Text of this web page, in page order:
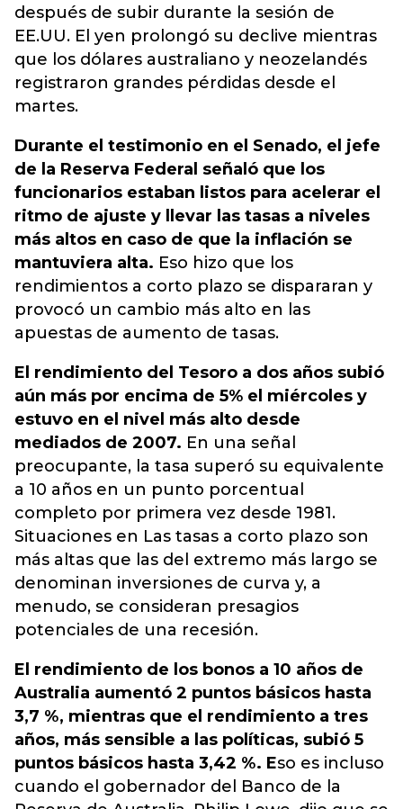
después de subir durante la sesión de
EE.UU. El yen prolongó su declive mientras
que los dólares australiano y neozelandés
registraron grandes pérdidas desde el
martes.
Durante el testimonio en el Senado, el jefe
de la Reserva Federal señaló que los
funcionarios estaban listos para acelerar el
ritmo de ajuste y llevar las tasas a niveles
más altos en caso de que la inflación se
mantuviera alta. Eso hizo que los
rendimientos a corto plazo se dispararan y
provocó un cambio más alto en las
apuestas de aumento de tasas.
El rendimiento del Tesoro a dos años subió
aún más por encima de 5% el miércoles y
estuvo en el nivel más alto desde
mediados de 2007. En una señal
preocupante, la tasa superó su equivalente
a 10 años en un punto porcentual
completo por primera vez desde 1981.
Situaciones en Las tasas a corto plazo son
más altas que las del extremo más largo se
denominan inversiones de curva y, a
menudo, se consideran presagios
potenciales de una recesión.
El rendimiento de los bonos a 10 años de
Australia aumentó 2 puntos básicos hasta
3,7 %, mientras que el rendimiento a tres
años, más sensible a las políticas, subió 5
puntos básicos hasta 3,42 %. Eso es incluso
cuando el gobernador del Banco de la